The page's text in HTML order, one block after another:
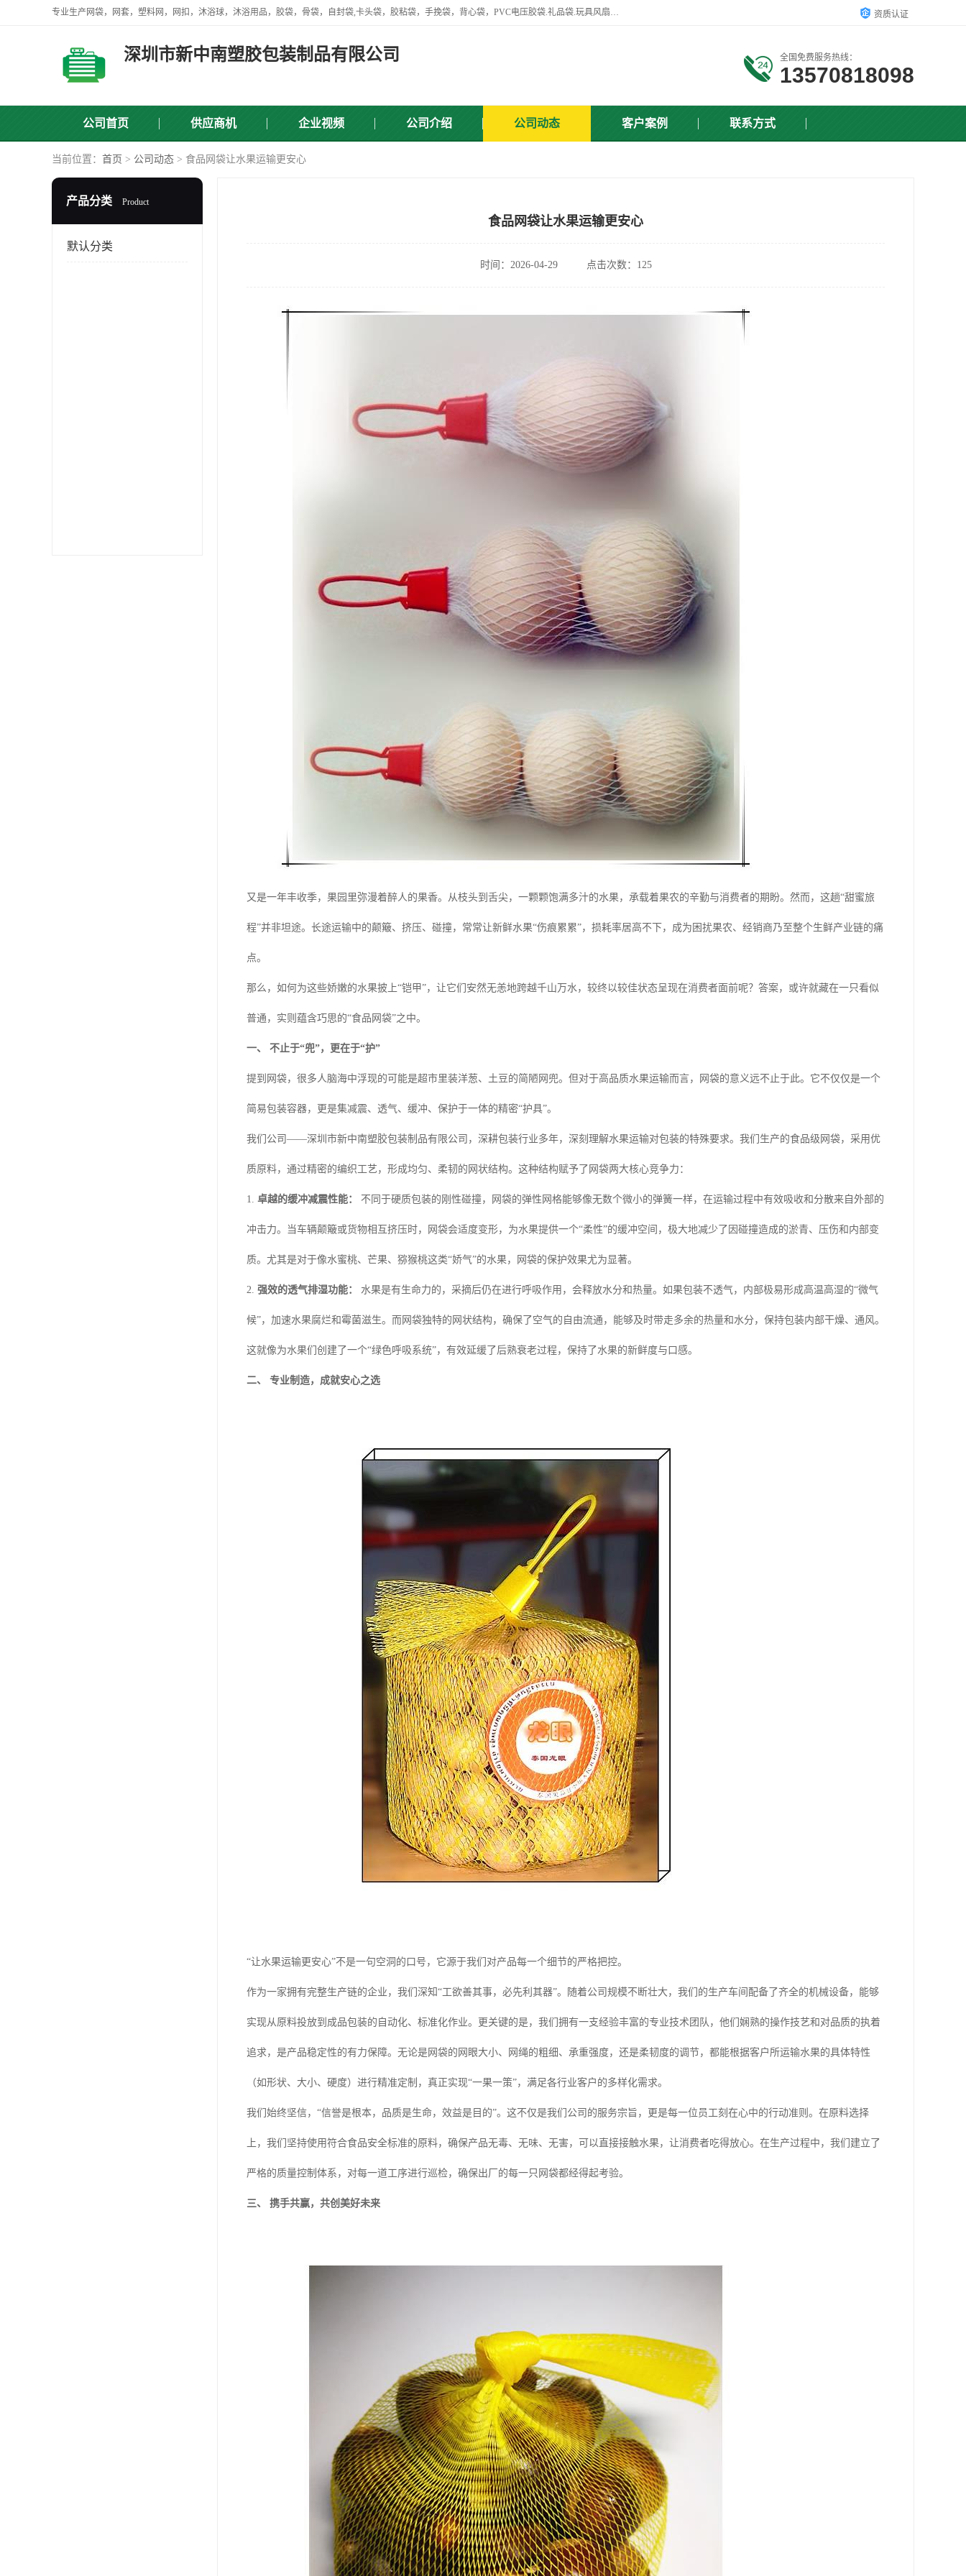
专业生产网袋，网套，塑料网，网扣，沐浴球，沐浴用品，胶袋，骨袋，自封袋,卡头袋，胶粘袋，手挽袋，背心袋，PVC电压胶袋.礼品袋.玩具风扇叶，屏蔽袋,等产品. 资质认证
深圳市新中南塑胶包装制品有限公司 全国免费服务热线：
13570818098
公司首页 供应商机 企业视频 公司介绍 公司动态 客户案例 联系方式
当前位置： 首页 > 公司动态 > 食品网袋让水果运输更安心
产品分类 Product
默认分类
食品网袋让水果运输更安心
时间：2026-04-29 点击次数：125
又是一年丰收季，果园里弥漫着醉人的果香。从枝头到舌尖，一颗颗饱满多汁的水果，承载着果农的辛勤与消费者的期盼。然而，这趟“甜蜜旅
程”并非坦途。长途运输中的颠簸、挤压、碰撞，常常让新鲜水果“伤痕累累”，损耗率居高不下，成为困扰果农、经销商乃至整个生鲜产业链的痛
点。
那么，如何为这些娇嫩的水果披上“铠甲”，让它们安然无恙地跨越千山万水，较终以较佳状态呈现在消费者面前呢？答案，或许就藏在一只看似
普通，实则蕴含巧思的“食品网袋”之中。
一、 不止于“兜”，更在于“护”
提到网袋，很多人脑海中浮现的可能是超市里装洋葱、土豆的简陋网兜。但对于高品质水果运输而言，网袋的意义远不止于此。它不仅仅是一个
简易包装容器，更是集减震、透气、缓冲、保护于一体的精密“护具”。
我们公司——深圳市新中南塑胶包装制品有限公司，深耕包装行业多年，深刻理解水果运输对包装的特殊要求。我们生产的食品级网袋，采用优
质原料，通过精密的编织工艺，形成均匀、柔韧的网状结构。这种结构赋予了网袋两大核心竞争力：
1. 卓越的缓冲减震性能： 不同于硬质包装的刚性碰撞，网袋的弹性网格能够像无数个微小的弹簧一样，在运输过程中有效吸收和分散来自外部的
冲击力。当车辆颠簸或货物相互挤压时，网袋会适度变形，为水果提供一个“柔性”的缓冲空间，极大地减少了因碰撞造成的淤青、压伤和内部变
质。尤其是对于像水蜜桃、芒果、猕猴桃这类“娇气”的水果，网袋的保护效果尤为显著。
2. 强效的透气排湿功能： 水果是有生命力的，采摘后仍在进行呼吸作用，会释放水分和热量。如果包装不透气，内部极易形成高温高湿的“微气
候”，加速水果腐烂和霉菌滋生。而网袋独特的网状结构，确保了空气的自由流通，能够及时带走多余的热量和水分，保持包装内部干燥、通风。
这就像为水果们创建了一个“绿色呼吸系统”，有效延缓了后熟衰老过程，保持了水果的新鲜度与口感。
二、 专业制造，成就安心之选
“让水果运输更安心”不是一句空洞的口号，它源于我们对产品每一个细节的严格把控。
作为一家拥有完整生产链的企业，我们深知“工欲善其事，必先利其器”。随着公司规模不断壮大，我们的生产车间配备了齐全的机械设备，能够
实现从原料投放到成品包装的自动化、标准化作业。更关键的是，我们拥有一支经验丰富的专业技术团队，他们娴熟的操作技艺和对品质的执着
追求，是产品稳定性的有力保障。无论是网袋的网眼大小、网绳的粗细、承重强度，还是柔韧度的调节，都能根据客户所运输水果的具体特性
（如形状、大小、硬度）进行精准定制，真正实现“一果一策”，满足各行业客户的多样化需求。
我们始终坚信，“信誉是根本，品质是生命，效益是目的”。这不仅是我们公司的服务宗旨，更是每一位员工刻在心中的行动准则。在原料选择
上，我们坚持使用符合食品安全标准的原料，确保产品无毒、无味、无害，可以直接接触水果，让消费者吃得放心。在生产过程中，我们建立了
严格的质量控制体系，对每一道工序进行巡检，确保出厂的每一只网袋都经得起考验。
三、 携手共赢，共创美好未来